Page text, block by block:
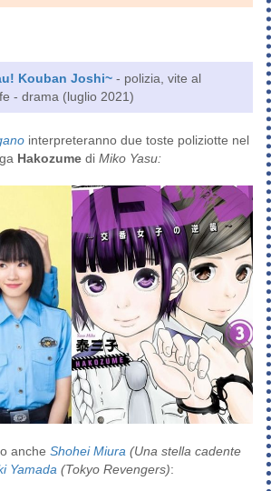
Kouban Joshi~ - polizia, vite al
- drama (luglio 2021)
interpreteranno due toste poliziotte nel
Hakozume di Miko Yasu:
anche Shohei Miura (Una stella cadente
Yamada (Tokyo Revengers):